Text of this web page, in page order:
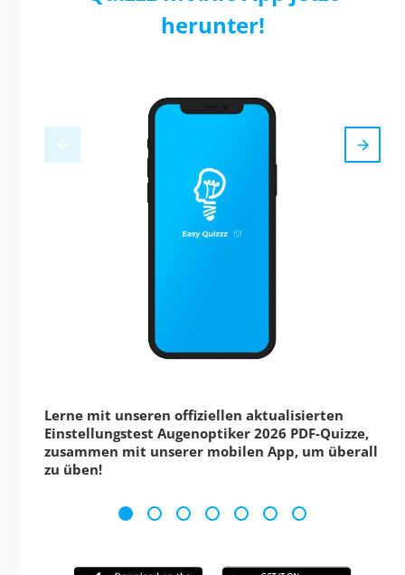
herunter!
Lerne mit unseren offiziellen aktualisierten
Einstellungstest Augenoptiker 2026 PDF-Quizze,
zusammen mit unserer mobilen App, um überall
zu üben!